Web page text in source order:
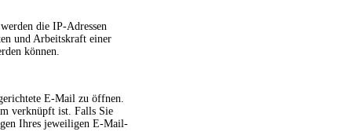
die IP-Adressen
und Arbeitskraft einer
können.
E-Mail zu öffnen.
verknüpft ist. Falls Sie
Ihres jeweiligen E-Mail-